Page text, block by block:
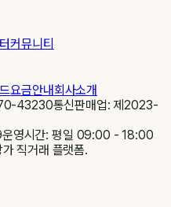
커뮤니티
요금안내회사소개
43230통신판매업: 제2023-
운영시간: 평일 09:00 - 18:00
직거래 플랫폼.